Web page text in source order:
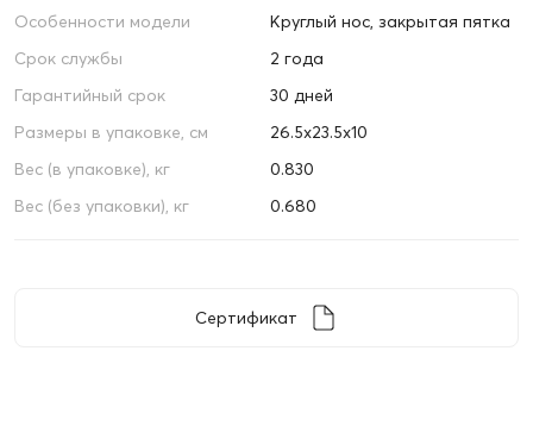
Особенности модели
Круглый нос, закрытая пятка
Срок службы
2 года
Гарантийный срок
30 дней
Размеры в упаковке, см
26.5х23.5х10
Вес (в упаковке), кг
0.830
Вес (без упаковки), кг
0.680
Сертификат